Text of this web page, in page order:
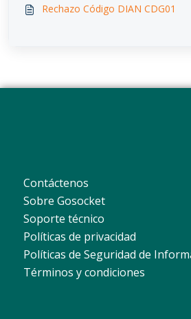
Rechazo Código DIAN CDG01
Contáctenos
Sobre Gosocket
Soporte técnico
Políticas de privacidad
Políticas de Seguridad de
Términos y condiciones